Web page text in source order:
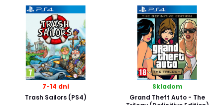
7-14 dní
Trash Sailors (PS4)
Skladom
Grand Theft Auto - The